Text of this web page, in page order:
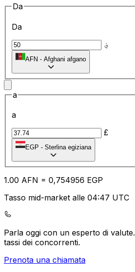
Da
Da
؋
AFN - Afghani afgano
a
a
£
EGP - Sterlina egiziana
1.00 AFN = 0,754956 EGP
Tasso mid-market alle 04:47 UTC
Parla oggi con un esperto di valute.
tassi dei concorrenti.
Prenota una chiamata